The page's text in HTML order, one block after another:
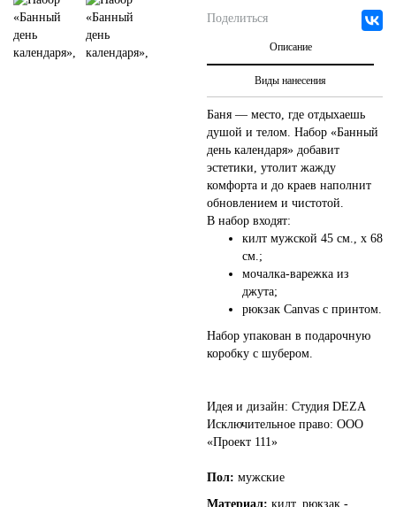
Поделиться
Описание
Виды нанесения
Баня — место, где отдыхаешь
душой и телом. Набор «Банный
день календаря» добавит
эстетики, утолит жажду
комфорта и до краев наполнит
обновлением и чистотой.
В набор входят:
килт мужской 45 см., х 68
см.;
мочалка-варежка из
джута;
рюкзак Canvas с принтом.
Набор упакован в подарочную
коробку с шубером.
Идея и дизайн: Студия DEZA
Исключительное право: ООО
«Проект 111»
Пол: мужские
Материал: килт, рюкзак -